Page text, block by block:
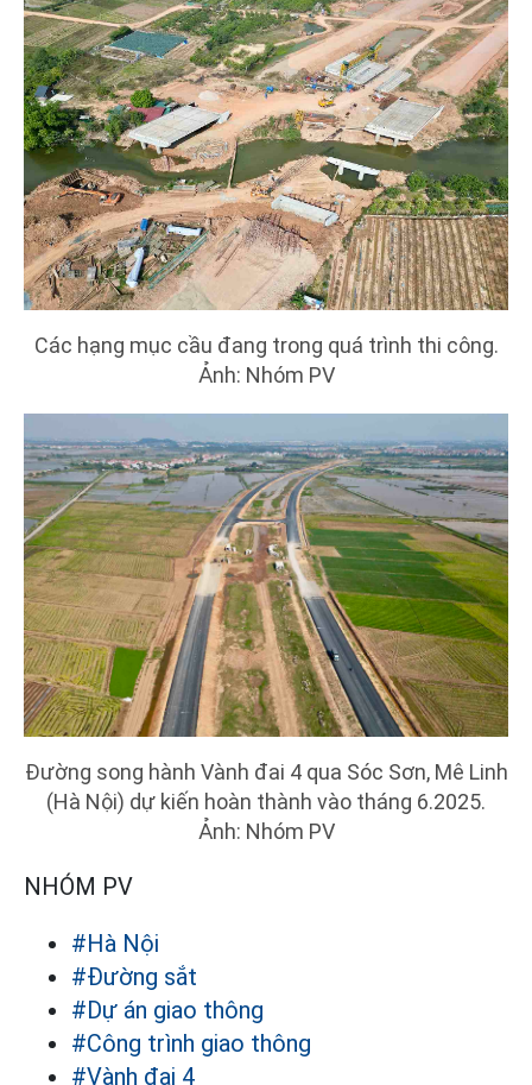
Các hạng mục cầu đang trong quá trình thi công.
Ảnh: Nhóm PV
Đường song hành Vành đai 4 qua Sóc Sơn, Mê Linh
(Hà Nội) dự kiến hoàn thành vào tháng 6.2025.
Ảnh: Nhóm PV
NHÓM PV
#Hà Nội
#Đường sắt
#Dự án giao thông
#Công trình giao thông
#Vành đai 4